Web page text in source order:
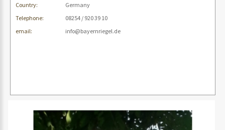
Country:
Germany
Telephone:
08254 / 920 39 10
email:
info@bayernriegel.de